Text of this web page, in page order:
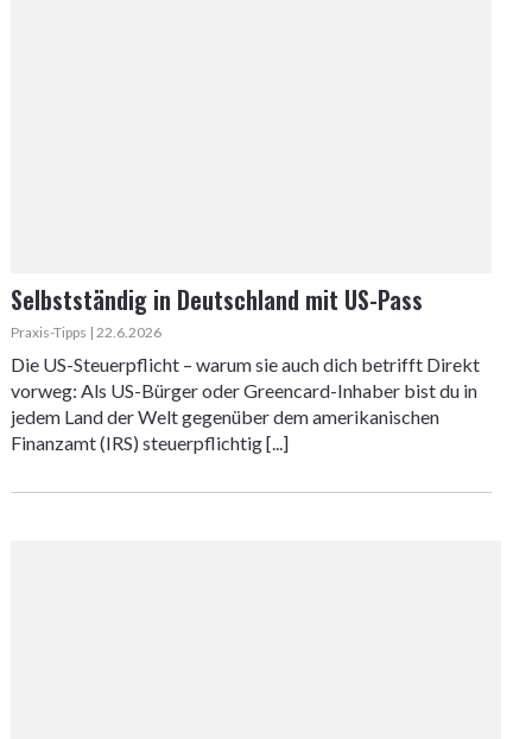
Selbstständig in Deutschland mit US-Pass
Praxis-Tipps | 22.6.2026
Die US-Steuerpflicht – warum sie auch dich betrifft Direkt
vorweg: Als US-Bürger oder Greencard-Inhaber bist du in
jedem Land der Welt gegenüber dem amerikanischen
Finanzamt (IRS) steuerpflichtig [...]